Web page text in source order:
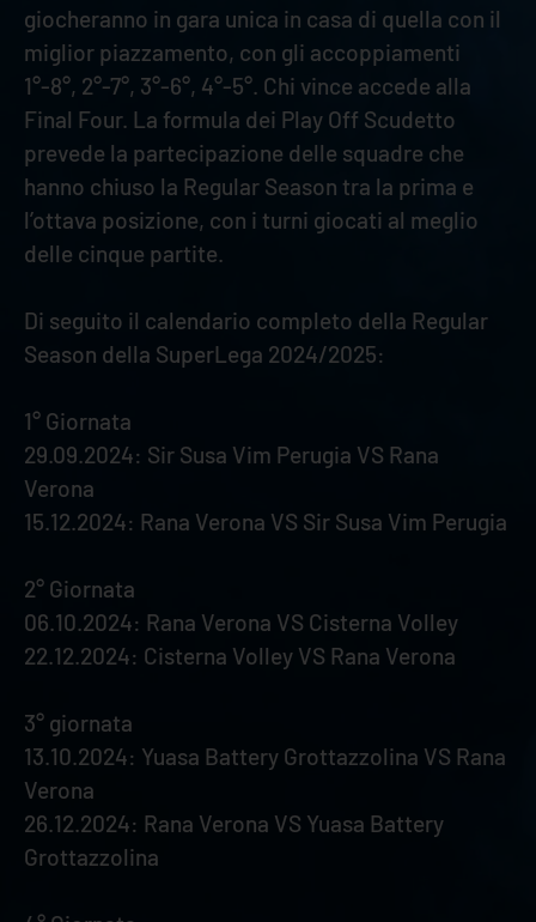
giocheranno in gara unica in casa di quella con il
miglior piazzamento, con gli accoppiamenti
1°-8°, 2°-7°, 3°-6°, 4°-5°. Chi vince accede alla
Final Four. La formula dei Play Off Scudetto
prevede la partecipazione delle squadre che
hanno chiuso la Regular Season tra la prima e
l’ottava posizione, con i turni giocati al meglio
delle cinque partite.
Di seguito il calendario completo della Regular
Season della SuperLega 2024/2025:
1° Giornata
29.09.2024: Sir Susa Vim Perugia VS Rana
Verona
15.12.2024: Rana Verona VS Sir Susa Vim Perugia
2° Giornata
06.10.2024: Rana Verona VS Cisterna Volley
22.12.2024: Cisterna Volley VS Rana Verona
3° giornata
13.10.2024: Yuasa Battery Grottazzolina VS Rana
Verona
26.12.2024: Rana Verona VS Yuasa Battery
Grottazzolina